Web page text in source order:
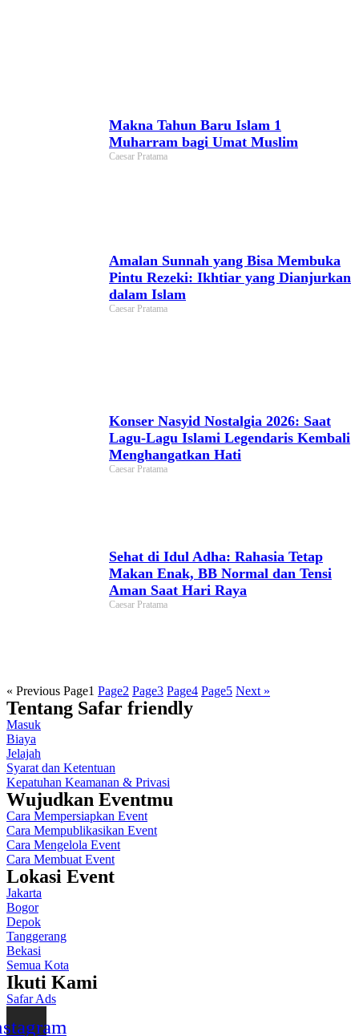
Makna Tahun Baru Islam 1
Muharram bagi Umat Muslim
Caesar Pratama
Amalan Sunnah yang Bisa Membuka
Pintu Rezeki: Ikhtiar yang Dianjurkan
dalam Islam
Caesar Pratama
Konser Nasyid Nostalgia 2026: Saat
Lagu-Lagu Islami Legendaris Kembali
Menghangatkan Hati
Caesar Pratama
Sehat di Idul Adha: Rahasia Tetap
Makan Enak, BB Normal dan Tensi
Aman Saat Hari Raya
Caesar Pratama
« Previous Page1 Page2 Page3 Page4 Page5 Next »
Tentang Safar friendly
Masuk
Biaya
Jelajah
Syarat dan Ketentuan
Kepatuhan Keamanan & Privasi
Wujudkan Eventmu
Cara Mempersiapkan Event
Cara Mempublikasikan Event
Cara Mengelola Event
Cara Membuat Event
Lokasi Event
Jakarta
Bogor
Depok
Tanggerang
Bekasi
Semua Kota
Ikuti Kami
Safar Ads